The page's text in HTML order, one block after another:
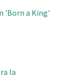
'Born a King'
la